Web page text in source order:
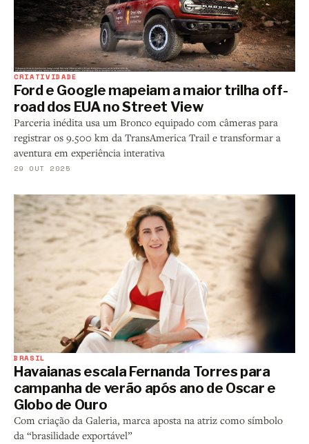
CRIATIVIDADE
Ford e Google mapeiam a maior trilha off-
road dos EUA no Street View
Parceria inédita usa um Bronco equipado com câmeras para
registrar os 9.500 km da TransAmerica Trail e transformar a
aventura em experiência interativa
29 OUT 2025
BRASIL
Havaianas escala Fernanda Torres para
campanha de verão após ano de Oscar e
Globo de Ouro
Com criação da Galeria, marca aposta na atriz como símbolo
da “brasilidade exportável”